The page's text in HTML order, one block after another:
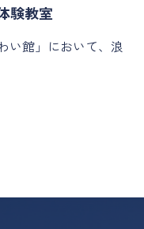
験教室
い館」において、浪